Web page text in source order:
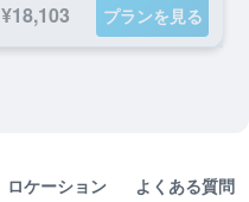
¥18,103 プランを見る
ロケーション よくある質問